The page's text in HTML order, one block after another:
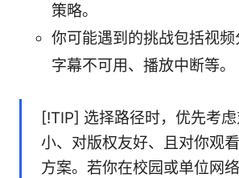
策略。
你可能遇到的挑战包括视频
字幕不可用、播放中断等。
[!TIP] 选择路径时，优先考
小、对版权友好、且对你观
方案。若你在校园或单位网